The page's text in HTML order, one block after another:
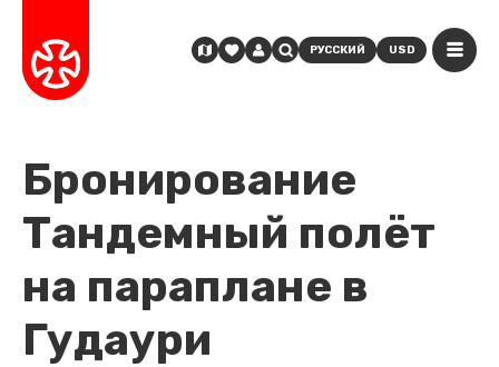
РУССКИЙ USD
Бронирование
Тандемный полёт
на параплане в
Гудаури